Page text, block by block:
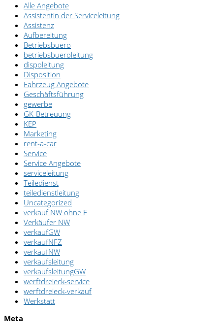
Alle Angebote
Assistentin der Serviceleitung
Assistenz
Aufbereitung
Betriebsbuero
betriebsbueroleitung
dispoleitung
Disposition
Fahrzeug Angebote
Geschäftsführung
gewerbe
GK-Betreuung
KEP
Marketing
rent-a-car
Service
Service Angebote
serviceleitung
Teiledienst
teiledienstleitung
Uncategorized
verkauf NW ohne E
Verkäufer NW
verkaufGW
verkaufNFZ
verkaufNW
verkaufsleitung
verkaufsleitungGW
werftdreieck-service
werftdreieck-verkauf
Werkstatt
Meta